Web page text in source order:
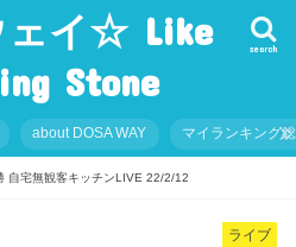
ェイ☆ Like
Stone
search
about DOSA WAY マイランキング
自宅無観客キッチンLIVE 22/2/12
ライブ